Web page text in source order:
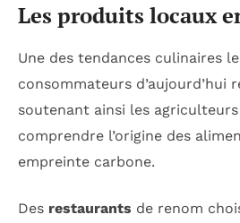
Les produits locaux
Une des tendances culinaires
consommateurs
soutenant ainsi les
comprendre l’origine des
empreinte carbone.
Des restaurants de renom